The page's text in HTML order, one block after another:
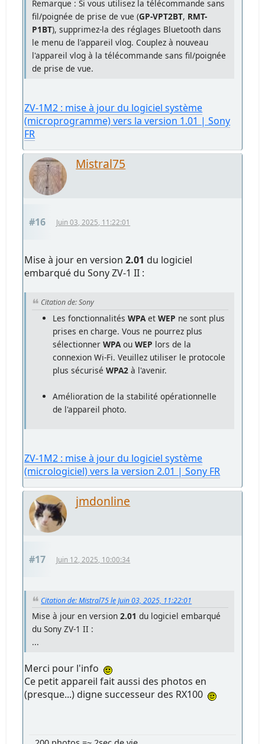
Remarque : Si vous utilisez la télécommande sans
fil/poignée de prise de vue (GP-VPT2BT, RMT-
P1BT), supprimez-la des réglages Bluetooth dans
le menu de l'appareil vlog. Couplez à nouveau
l'appareil vlog à la télécommande sans fil/poignée
de prise de vue.
ZV-1M2 : mise à jour du logiciel système
(microprogramme) vers la version 1.01 | Sony
FR
Mistral75
#16 Juin 03, 2025, 11:22:01
Mise à jour en version2.01 du logiciel
embarqué du Sony ZV-1 II :
Citation de: Sony
Les fonctionnalitésWPA etWEP ne sont plus
prises en charge. Vous ne pourrez plus
sélectionnerWPA ouWEP lors de la
connexion Wi-Fi. Veuillez utiliser le protocole
plus sécuriséWPA2 à l'avenir.
Amélioration de la stabilité opérationnelle
de l'appareil photo.
ZV-1M2 : mise à jour du logiciel système
(micrologiciel) vers la version 2.01 | Sony FR
jmdonline
#17 Juin 12, 2025, 10:00:34
Citation de: Mistral75 le Juin 03, 2025, 11:22:01
Mise à jour en version2.01 du logiciel embarqué
du Sony ZV-1 II :
...
Merci pour l'info
Ce petit appareil fait aussi des photos en
(presque...) digne successeur des RX100